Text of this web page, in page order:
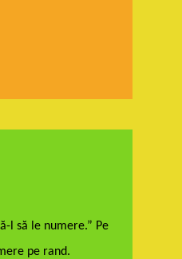
l să le numere.” Pe
pe rand.